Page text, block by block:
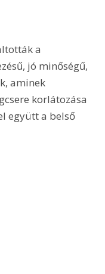
a
jó minőségű,
aminek
korlátozása
együtt a belső